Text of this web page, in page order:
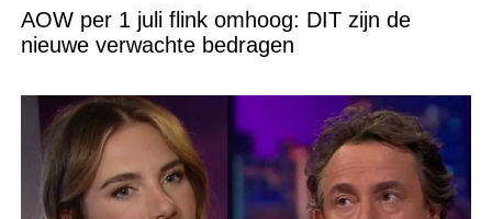
AOW per 1 juli flink omhoog: DIT zijn de
nieuwe verwachte bedragen